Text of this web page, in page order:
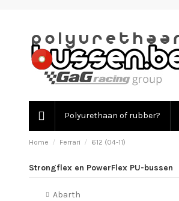
Polyurethaan of rubber?
Home Ferrari 612 (04-11)
Strongflex en PowerFlex PU-bussen
Abarth